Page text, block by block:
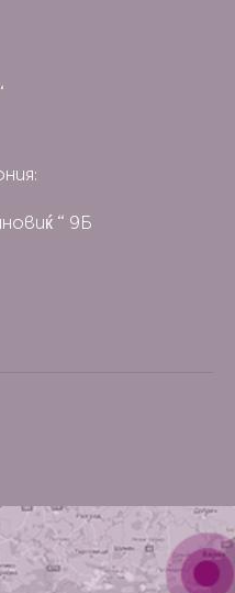
“ 9Б